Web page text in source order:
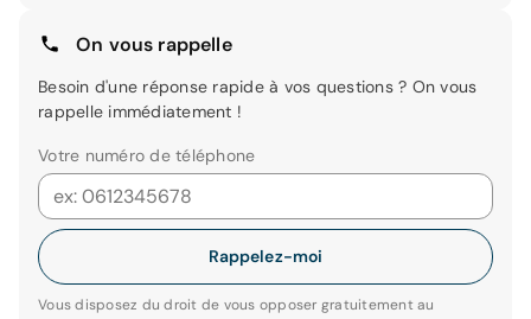
On vous rappelle
Besoin d'une réponse rapide à vos questions ? On vous
rappelle immédiatement !
Votre numéro de téléphone
Rappelez-moi
Vous disposez du droit de vous opposer gratuitement au